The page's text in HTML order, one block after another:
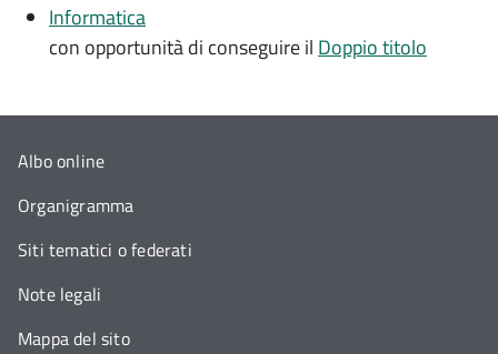
Informatica
con opportunità di conseguire il Doppio titolo
Albo online
Organigramma
Siti tematici o federati
Note legali
Mappa del sito